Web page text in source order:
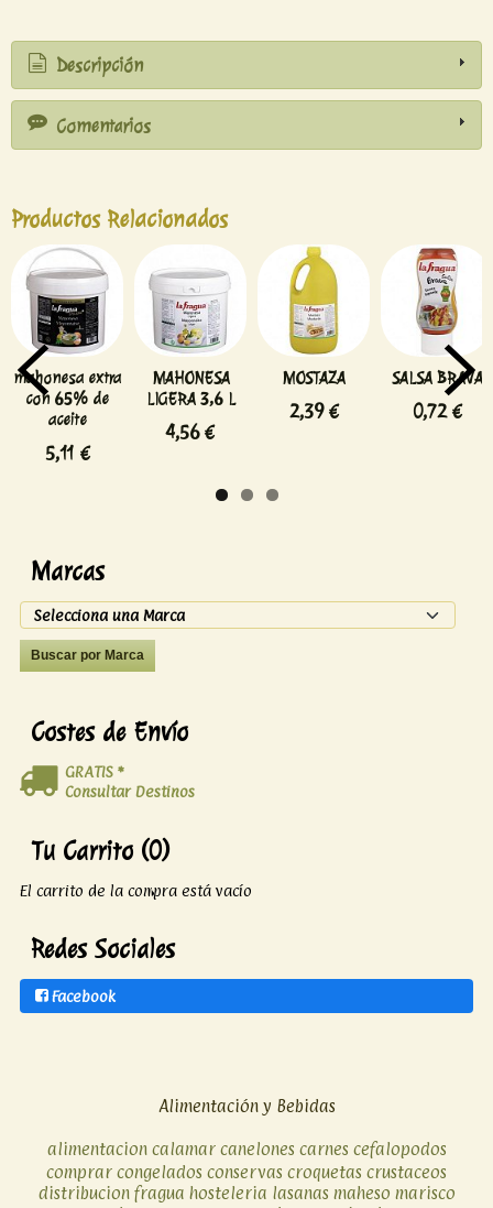
Descripción
Comentarios
Productos Relacionados
mahonesa extra
con 65% de
aceite
5,11 €
MAHONESA
LIGERA 3,6 L
4,56 €
MOSTAZA
2,39 €
SALSA BRAVA
0,72 €
Marcas
Costes de Envío
GRATIS *
Consultar Destinos
Tu Carrito (0)
El carrito de la compra está vacío
Redes Sociales
Facebook
Alimentación y Bebidas
alimentacion calamar canelones carnes cefalopodos
comprar congelados conservas croquetas crustaceos
distribucion fragua hosteleria lasanas maheso marisco